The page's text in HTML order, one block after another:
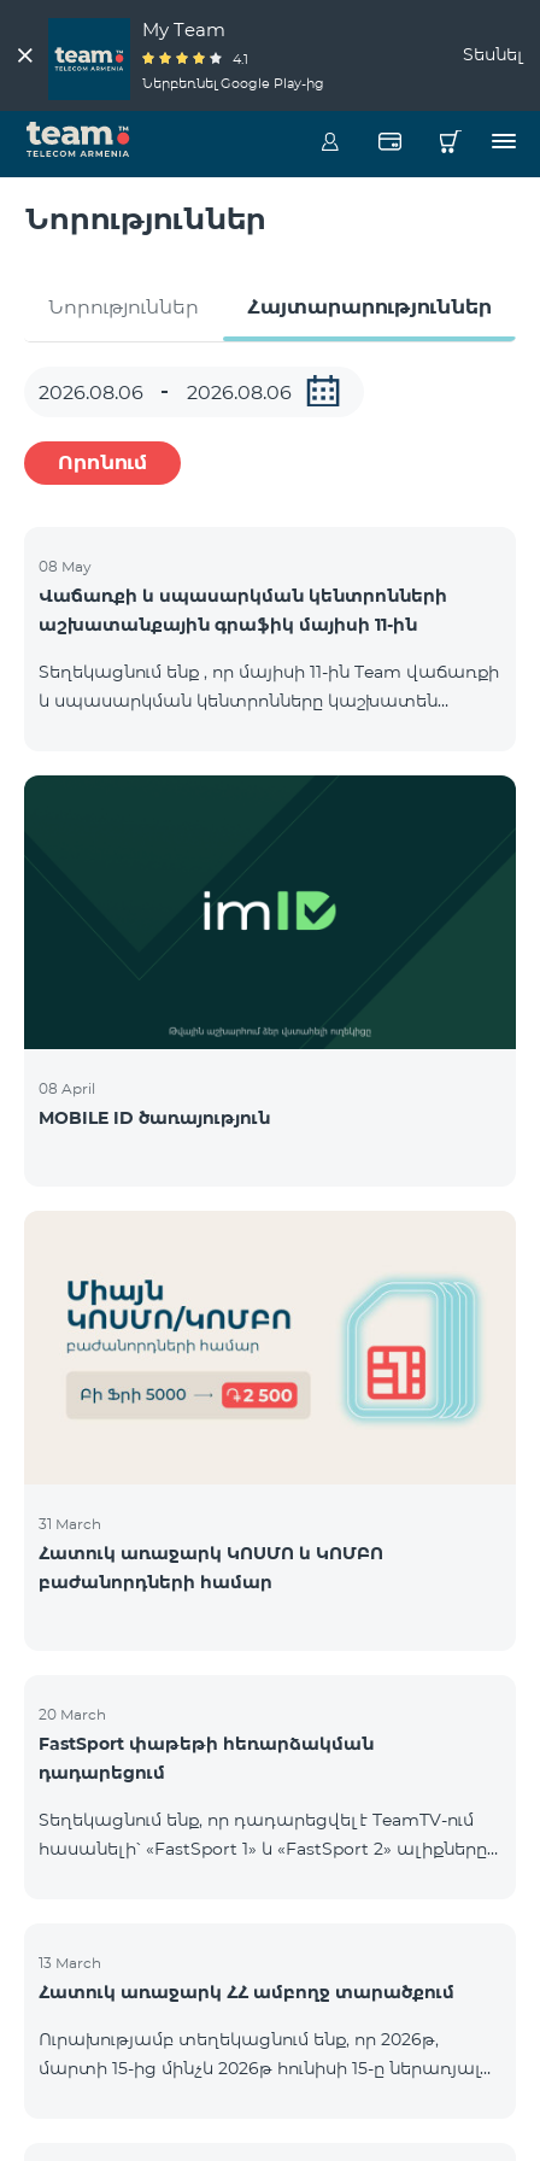
My Team
4.1
Ներբեռնել Google Play-ից
Տեսնել
Նորություններ
Նորություններ Հայտարարություններ
Որոնում
08 May
Վաճառքի և սպասարկման կենտրոնների
աշխատանքային գրաֆիկ մայիսի 11-ին
Տեղեկացնում ենք , որ մայիսի 11-ին Team վաճառքի
և սպասարկման կենտրոնները կաշխատեն
ՀԱԹ 09:00-20:00 09:00-17:00 Երևան Ազատություն
09:00-19:00 09:00-17:00 Երևան Կոմիտաս 1 09:00-
08 April
MOBILE ID ծառայություն
31 March
Հատուկ առաջարկ ԿՈՍՄՈ և ԿՈՄԲՈ
բաժանորդների համար
20 March
FastSport փաթեթի հեռարձակման
դադարեցում
Տեղեկացնում ենք, որ դադարեցվել է TeamTV-ում
հասանելի՝ «FastSport 1» և «FastSport 2» ալիքները
Հարցերի կամ լրացուցիչ տեղեկությունների
համար խնդրում ենք դիմել «Ֆասթ Մեդիա»
13 March
Հատուկ առաջարկ ՀՀ ամբողջ տարածքում
Ուրախությամբ տեղեկացնում ենք, որ 2026թ,
մարտի 15-ից մինչև 2026թ հունիսի 15-ը ներառյալ